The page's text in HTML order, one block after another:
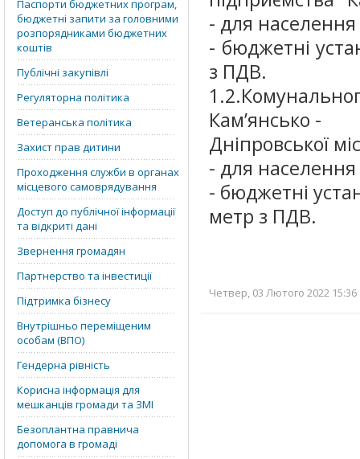
Паспорти бюджетних програм,
бюджетні запити за головними
розпорядниками бюджетних
коштів
Публічні закупівлі
Регуляторна політика
Ветеранська політика
Захист прав дитини
Проходження служби в органах
місцевого самоврядування
Доступ до публічної інформації
та відкриті дані
Звернення громадян
Партнерство та інвестиції
Підтримка бізнесу
Внутрішньо переміщеним
особам (ВПО)
Гендерна рівність
Корисна інформація для
мешканців громади та ЗМІ
Безоплантна правнича
допомога в громаді
- для
- бюджетні
з ПДВ.
Кам’янсько -
Дніпровської
- для
- бюджетні
метр з ПДВ.
Четвер, 03 Лютого 2022